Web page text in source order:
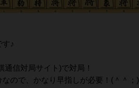
す♪
通信対局サイト)で対局！
なので、かなり早指しが必要！(＾＾；)